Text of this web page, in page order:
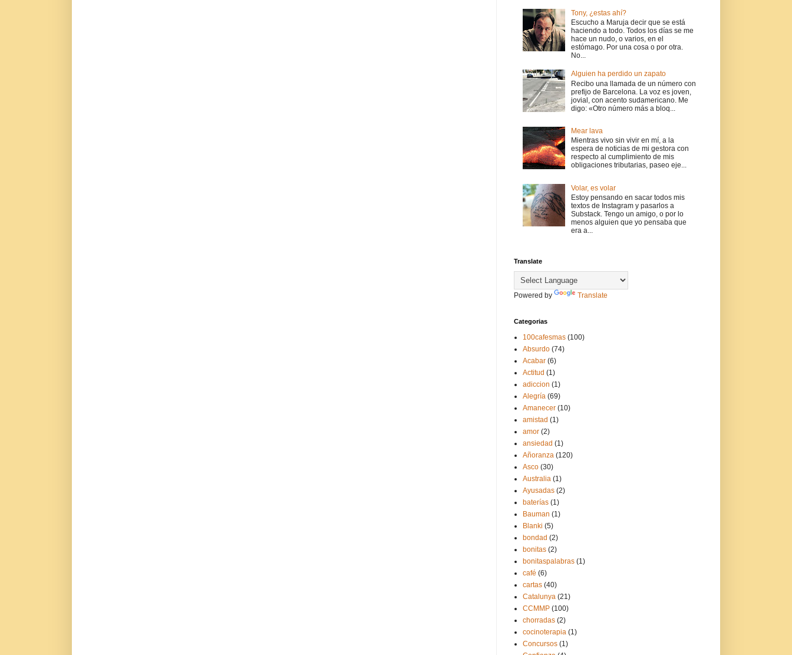
Tony, ¿estas ahí?
Escucho a Maruja decir que se está
haciendo a todo. Todos los días se me
hace un nudo, o varios, en el
estómago. Por una cosa o por otra.
No...
Alguien ha perdido un zapato
Recibo una llamada de un número con
prefijo de Barcelona. La voz es joven,
jovial, con acento sudamericano. Me
digo: «Otro número más a bloq...
Mear lava
Mientras vivo sin vivir en mí, a la
espera de noticias de mi gestora con
respecto al cumplimiento de mis
obligaciones tributarias, paseo eje...
Volar, es volar
Estoy pensando en sacar todos mis
textos de Instagram y pasarlos a
Substack. Tengo un amigo, o por lo
menos alguien que yo pensaba que
era a...
Translate
Powered by Translate
Categorias
100cafesmas (100)
Absurdo (74)
Acabar (6)
Actitud (1)
adiccion (1)
Alegría (69)
Amanecer (10)
amistad (1)
amor (2)
ansiedad (1)
Añoranza (120)
Asco (30)
Australia (1)
Ayusadas (2)
baterías (1)
Bauman (1)
Blanki (5)
bondad (2)
bonitas (2)
bonitaspalabras (1)
café (6)
cartas (40)
Catalunya (21)
CCMMP (100)
chorradas (2)
cocinoterapia (1)
Concursos (1)